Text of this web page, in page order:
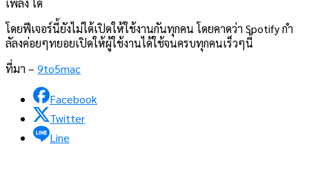
เพลง ได้
โดยฟีเจอร์นี้ยังไม่ได้เปิดให้ใช้งานกันทุกคน โดยคาดว่า Spotify กำ
ลัลงค่อยๆทยอยเปิดให้ผู้ใช้งานได้ใช้จนครบทุกคนเร็วๆนี้
ที่มา –9to5mac
Facebook
Twitter
Line